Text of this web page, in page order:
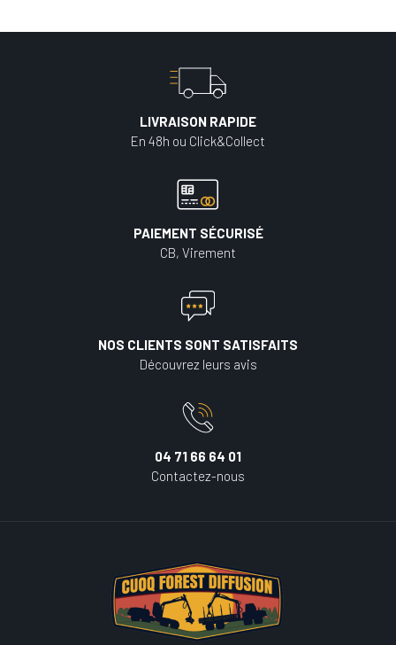
LIVRAISON RAPIDE
En 48h ou Click&Collect
PAIEMENT SÉCURISÉ
CB, Virement
NOS CLIENTS SONT SATISFAITS
Découvrez leurs avis
04 71 66 64 01
Contactez-nous